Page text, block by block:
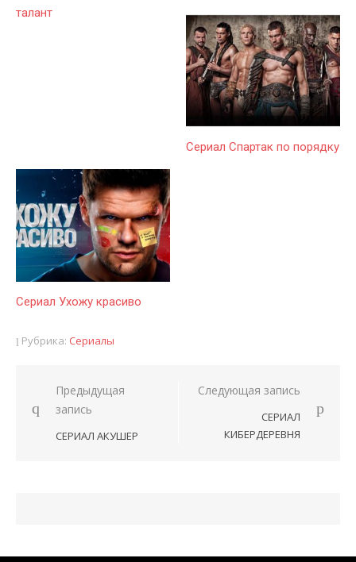
талант
Сериал Спартак по порядку
Сериал Ухожу красиво
Рубрика: Сериалы
Навигация
Предыдущая
запись
СЕРИАЛ АКУШЕР
Следующая запись
СЕРИАЛ
КИБЕРДЕРЕВНЯ